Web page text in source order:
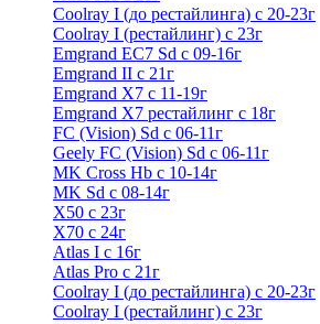
Coolray I (до рестайлинга) с 20-23г
Coolray I (рестайлинг) с 23г
Emgrand EC7 Sd c 09-16г
Emgrand II с 21г
Emgrand X7 c 11-19г
Emgrand X7 рестайлинг c 18г
FC (Vision) Sd c 06-11г
Geely FC (Vision) Sd c 06-11г
MK Cross Hb с 10-14г
MK Sd с 08-14г
X50 с 23г
X70 с 24г
Atlas I c 16г
Atlas Pro с 21г
Coolray I (до рестайлинга) с 20-23г
Coolray I (рестайлинг) с 23г